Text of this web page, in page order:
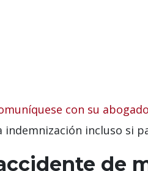
con su
incluso si
de